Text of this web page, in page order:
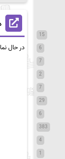
در حال
15
6
7
2
7
29
6
383
4
1